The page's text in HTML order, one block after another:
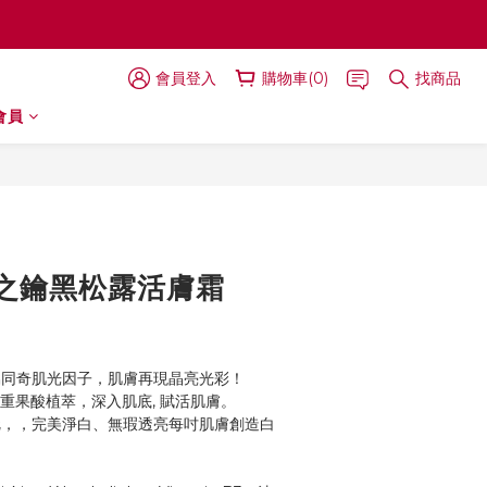
會員登入 購物車(0)
找商品
員
鑰黑松露活膚霜
肌光因子，肌膚再現晶亮光彩！
酸植萃，深入肌底, 賦活肌膚。
，完美淨白、無瑕透亮每吋肌膚創造白